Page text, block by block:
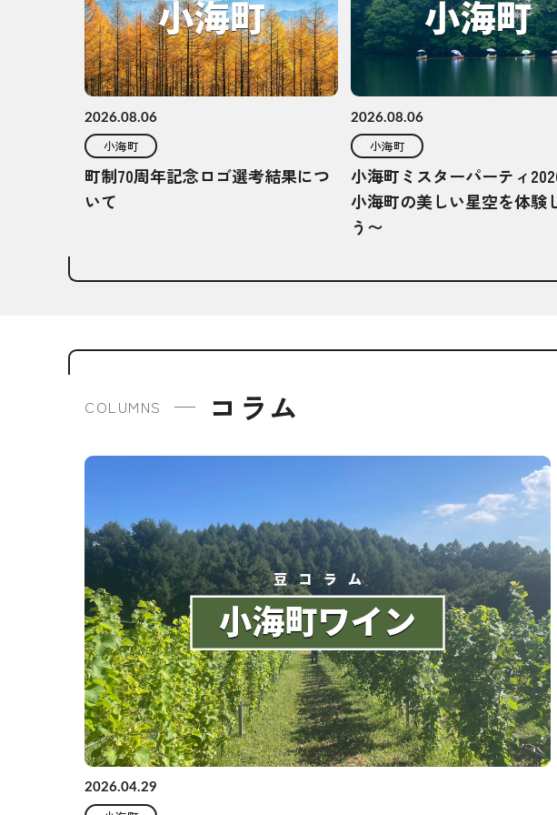
2026.08.06
小海町
町制70周年記念ロゴ選考結果につ
いて
2026.08.06
小海町
小海町ミスターパーティ
小海町の美しい星空を体験
う〜
COLUMNS コラム
2026.04.29